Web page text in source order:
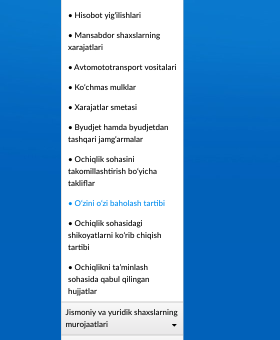
• Hisobot yig‘ilishlari
• Mansabdor shaxslarning
xarajatlari
• Avtomototransport vositalari
• Ko‘chmas mulklar
• Xarajatlar smetasi
• Byudjet hamda byudjetdan
tashqari jamg‘armalar
• Ochiqlik sohasini
takomillashtirish bo‘yicha
takliflar
• O‘zini o‘zi baholash tartibi
• Ochiqlik sohasidagi
shikoyatlarni ko‘rib chiqish
tartibi
• Ochiqlikni ta’minlash
sohasida qabul qilingan
hujjatlar
Jismoniy va yuridik shaxslarning
murojaatlari